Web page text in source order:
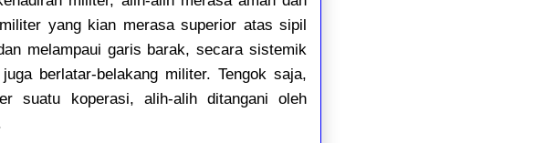
yang kian merasa superior atas sipil
melampaui garis barak, secara sistemik
berlatar-belakang militer. Tengok saja,
suatu koperasi, alih-alih ditangani oleh